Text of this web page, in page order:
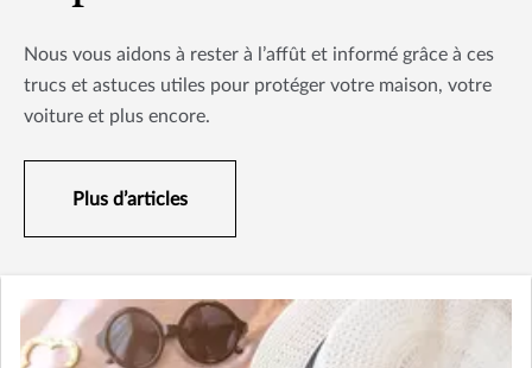
Nous vous aidons à rester à l’affût et informé grâce à ces
trucs et astuces utiles pour protéger votre maison, votre
voiture et plus encore.
Plus d’articles